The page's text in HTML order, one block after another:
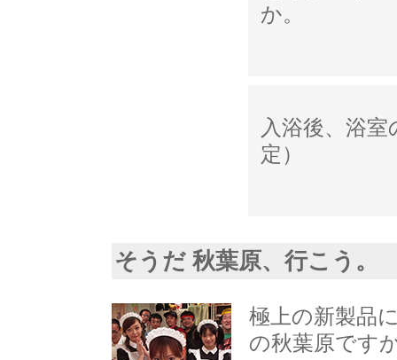
か。
入浴後、浴
定）
そうだ 秋葉原、行こう。
極上の新製品
の秋葉原です